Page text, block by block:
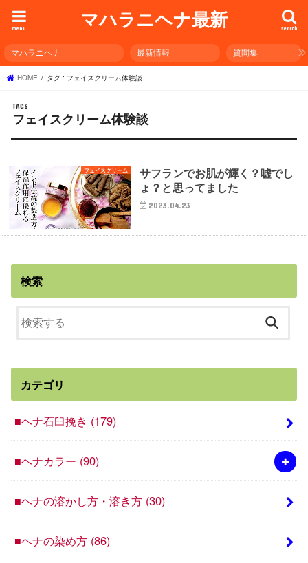
マハラニヘナ最新 search
menu
マハラニヘナ 最新情報 質問集
HOME タグ : フェイスクリーム体験談
フェイスクリーム体験談
フェイスクリーム
サフランでお肌が輝く？嘘でし
ょ？と思ってました
2023.04.23
検索
カテゴリ
■ヘナ石臼挽き (179)
■ヘナカラー (90)
■ヘナの溶かし方・溶き方 (30)
■ヘナの染め方 (86)